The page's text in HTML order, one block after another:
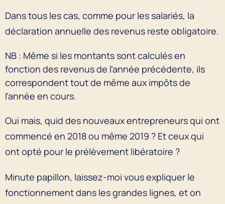
Dans tous les cas, comme pour les salariés, la
déclaration annuelle des revenus reste obligatoire.
NB : Même si les montants sont calculés en
fonction des revenus de l’année précédente, ils
correspondent tout de même aux impôts de
l’année en cours.
Oui mais, quid des nouveaux entrepreneurs qui ont
commencé en 2018 ou même 2019 ? Et ceux qui
ont opté pour le prélèvement libératoire ?
Minute papillon, laissez-moi vous expliquer le
fonctionnement dans les grandes lignes, et on